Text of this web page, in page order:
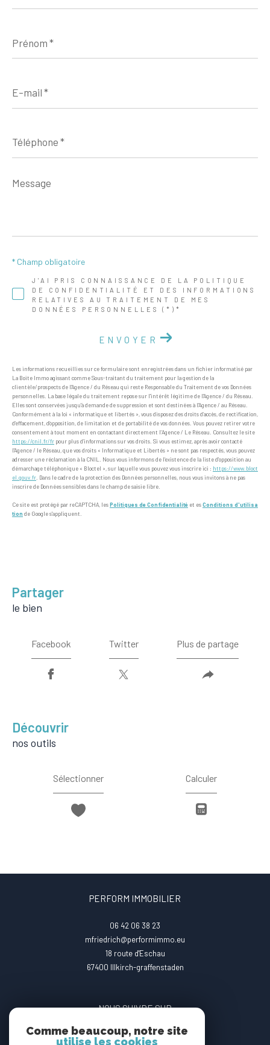
*
mail
*
*
Message
*
J'AI PRIS CONNAISSANCE DE LA POLITIQUE
DE CONFIDENTIALITÉ ET DES INFORMATIONS
RELATIVES AU TRAITEMENT DE MES
DONNÉES PERSONNELLES (*)*
* Champ obligatoire
ENVOYER
Les informations recueillies sur ce formulaire sont enregistrées dans un fichier informatisé par
La Boite Immo agissant comme Sous-traitant du traitement pour la gestion de la
clientèle/prospects de l'Agence / du Réseau qui reste Responsable du Traitement de vos Données
personnelles. La base légale du traitement repose sur l'intérêt légitime de l'Agence / du Réseau.
Elles sont conservées jusqu'à demande de suppression et sont destinées à l'Agence / au Réseau.
Conformément à la loi « informatique et libertés », vous disposez des droits d’accès, de rectification,
d’effacement, d’opposition, de limitation et de portabilité de vos données. Vous pouvez retirer votre
consentement à tout moment en contactant directement l’Agence / Le Réseau. Consultez le site
https://cnil.fr/fr pour plus d’informations sur vos droits. Si vous estimez, après avoir contacté
l'Agence / le Réseau, que vos droits « Informatique et Libertés » ne sont pas respectés, vous pouvez
adresser une réclamation à la CNIL. Nous vous informons de l’existence de la liste d'opposition au
démarchage téléphonique « Bloctel », sur laquelle vous pouvez vous inscrire ici : https://www.bloct
el.gouv.fr . Dans le cadre de la protection des Données personnelles, nous vous invitons à ne pas
inscrire de Données sensibles dans le champ de saisie libre.
Ce site est protégé par reCAPTCHA, lesPolitiques de Confidentialité et esConditions d'utilisa
tion de Google s'appliquent.
partager
le bien
Facebook Twitter Plus de partage
découvrir
nos outils
Sélectionner Calculer
PERFORM IMMOBILIER
06 42 06 38 23
mfriedrich@performimmo.eu
18 route d'Eschau
67400 illkirch-graffenstaden
NOUS SUIVRE SUR
Comme beaucoup, notre site
utilise les cookies